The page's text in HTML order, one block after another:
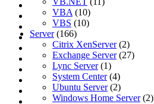
VBA (10)
VBS (10)
Server(166)
Citrix XenServer(2)
Exchange Server(27)
Lync Server(1)
System Center(4)
Ubuntu Server(2)
Windows Home Server(2)